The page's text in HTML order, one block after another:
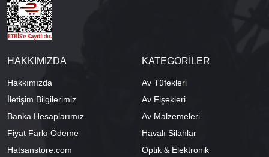
HAKKIMIZDA
Hakkımızda
İletişim Bilgilerimiz
Banka Hesaplarımız
Fiyat Farkı Ödeme
Hatsanstore.com
KATEGORİLER
Av Tüfekleri
Av Fişekleri
Av Malzemeleri
Havalı Silahlar
Optik & Elektronik